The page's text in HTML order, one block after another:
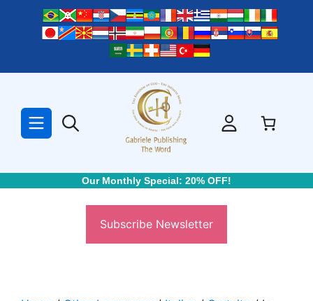
Our Monthly Special: 20% OFF!
Subscribe Newsletter